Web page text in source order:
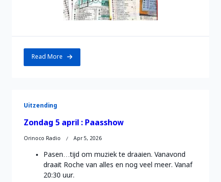
Read More
Uitzending
Zondag 5 april : Paasshow
Orinoco Radio Apr 5, 2026
Pasen…tijd om muziek te draaien. Vanavond
draait Roche van alles en nog veel meer. Vanaf
20:30 uur.